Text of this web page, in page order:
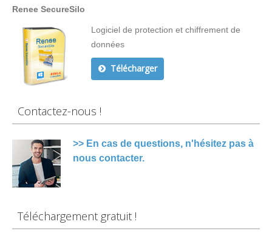
Renee SecureSilo
Logiciel de protection et chiffrement de
données
Télécharger
Contactez-nous !
>> En cas de questions, n'hésitez pas à
nous contacter.
Téléchargement gratuit !